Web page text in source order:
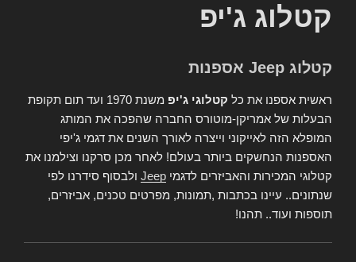
קטלוג ג'יפ
קטלוג Jeep אספנות
ראשית אספנו את כל קטלוגי ג'יפ
משנת 1970 ועד תום תקופת
הבעלות של אמריקן-מוטורס החברה שהפכה את המותג
המופלא הזה לאייקוני וייצרה לאורך השנים את דגמי ג'יפי
האספנות הנחשקים ביותר בעולם! לאחר מכן סרקנו וצילמנו את
קטלוגי המכירות והאביזרים לדגמי Jeep ולבסוף סידרנו לפי
שנתונים.. עיינו בכתבות ,תמונות, מפרטים טכנים, אביזרים,
תוספות ועוד.. תהנו!